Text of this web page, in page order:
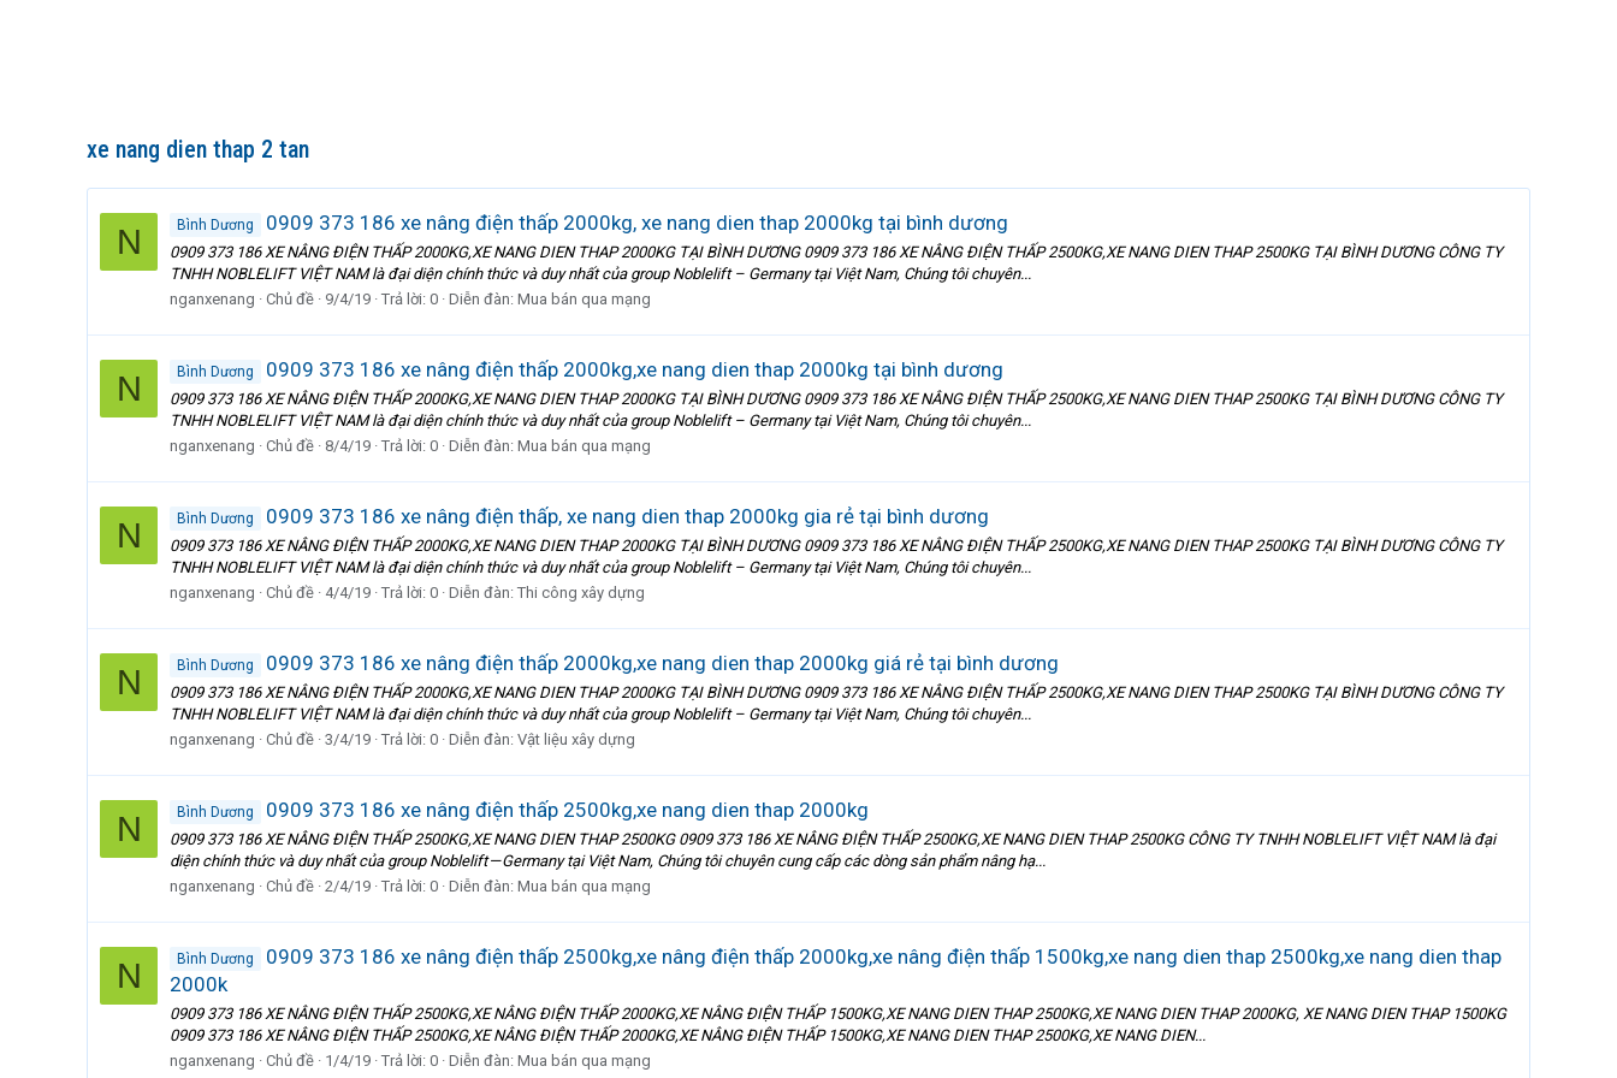
xe nang dien thap 2 tan
N Bình Dương 0909 373 186 xe nâng điện thấp 2000kg, xe nang dien thap 2000kg tại bình dương
0909 373 186 XE NÂNG ĐIỆN THẤP 2000KG,XE NANG DIEN THAP 2000KG TẠI BÌNH DƯƠNG 0909 373 186 XE NÂNG ĐIỆN THẤP 2500KG,XE NANG DIEN THAP 2500KG TẠI BÌNH DƯƠNG CÔNG TY
TNHH NOBLELIFT VIỆT NAM là đại diện chính thức và duy nhất của group Noblelift – Germany tại Việt Nam, Chúng tôi chuyên...
nganxenang
Chủ đề 9/4/19 Trả lời: 0 Diễn đàn: Mua bán qua mạng
N Bình Dương 0909 373 186 xe nâng điện thấp 2000kg,xe nang dien thap 2000kg tại bình dương
0909 373 186 XE NÂNG ĐIỆN THẤP 2000KG,XE NANG DIEN THAP 2000KG TẠI BÌNH DƯƠNG 0909 373 186 XE NÂNG ĐIỆN THẤP 2500KG,XE NANG DIEN THAP 2500KG TẠI BÌNH DƯƠNG CÔNG TY
TNHH NOBLELIFT VIỆT NAM là đại diện chính thức và duy nhất của group Noblelift – Germany tại Việt Nam, Chúng tôi chuyên...
nganxenang
Chủ đề 8/4/19 Trả lời: 0 Diễn đàn: Mua bán qua mạng
N Bình Dương 0909 373 186 xe nâng điện thấp, xe nang dien thap 2000kg gia rẻ tại bình dương
0909 373 186 XE NÂNG ĐIỆN THẤP 2000KG,XE NANG DIEN THAP 2000KG TẠI BÌNH DƯƠNG 0909 373 186 XE NÂNG ĐIỆN THẤP 2500KG,XE NANG DIEN THAP 2500KG TẠI BÌNH DƯƠNG CÔNG TY
TNHH NOBLELIFT VIỆT NAM là đại diện chính thức và duy nhất của group Noblelift – Germany tại Việt Nam, Chúng tôi chuyên...
nganxenang
Chủ đề 4/4/19 Trả lời: 0 Diễn đàn: Thi công xây dựng
N Bình Dương 0909 373 186 xe nâng điện thấp 2000kg,xe nang dien thap 2000kg giá rẻ tại bình dương
0909 373 186 XE NÂNG ĐIỆN THẤP 2000KG,XE NANG DIEN THAP 2000KG TẠI BÌNH DƯƠNG 0909 373 186 XE NÂNG ĐIỆN THẤP 2500KG,XE NANG DIEN THAP 2500KG TẠI BÌNH DƯƠNG CÔNG TY
TNHH NOBLELIFT VIỆT NAM là đại diện chính thức và duy nhất của group Noblelift – Germany tại Việt Nam, Chúng tôi chuyên...
nganxenang
Chủ đề 3/4/19 Trả lời: 0 Diễn đàn: Vật liệu xây dựng
N Bình Dương 0909 373 186 xe nâng điện thấp 2500kg,xe nang dien thap 2000kg
0909 373 186 XE NÂNG ĐIỆN THẤP 2500KG,XE NANG DIEN THAP 2500KG 0909 373 186 XE NÂNG ĐIỆN THẤP 2500KG,XE NANG DIEN THAP 2500KG CÔNG TY TNHH NOBLELIFT VIỆT NAM là đại
diện chính thức và duy nhất của group Noblelift — Germany tại Việt Nam, Chúng tôi chuyên cung cấp các dòng sản phẩm nâng hạ...
nganxenang
Chủ đề 2/4/19 Trả lời: 0 Diễn đàn: Mua bán qua mạng
N Bình Dương
0909 373 186 xe nâng điện thấp 2500kg,xe nâng điện thấp 2000kg,xe nâng điện thấp 1500kg,xe nang dien thap 2500kg,xe nang dien thap
2000k
0909 373 186 XE NÂNG ĐIỆN THẤP 2500KG,XE NÂNG ĐIỆN THẤP 2000KG,XE NÂNG ĐIỆN THẤP 1500KG,XE NANG DIEN THAP 2500KG,XE NANG DIEN THAP 2000KG, XE NANG DIEN THAP 1500KG
0909 373 186 XE NÂNG ĐIỆN THẤP 2500KG,XE NÂNG ĐIỆN THẤP 2000KG,XE NÂNG ĐIỆN THẤP 1500KG,XE NANG DIEN THAP 2500KG,XE NANG DIEN...
nganxenang
Chủ đề 1/4/19 Trả lời: 0 Diễn đàn: Mua bán qua mạng